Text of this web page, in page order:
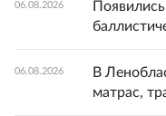
06.08.2026
06.08.2026
В
матрас,